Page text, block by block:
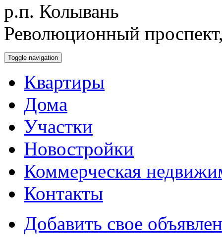
р.п. Колывань
Революционный
Toggle navigation
Квартиры
Дома
Участки
Новостройки
Коммерческая
Контакты
Добавить свое